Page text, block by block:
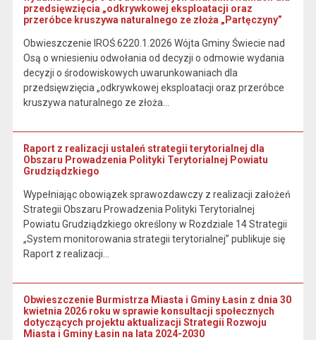
przedsięwzięcia „odkrywkowej eksploatacji oraz
przeróbce kruszywa naturalnego ze złoża „Partęczyny”
Obwieszczenie IROŚ.6220.1.2026 Wójta Gminy Świecie nad
Osą o wniesieniu odwołania od decyzji o odmowie wydania
decyzji o środowiskowych uwarunkowaniach dla
przedsięwzięcia „odkrywkowej eksploatacji oraz przeróbce
kruszywa naturalnego ze złoża…
Raport z realizacji ustaleń strategii terytorialnej dla
Obszaru Prowadzenia Polityki Terytorialnej Powiatu
Grudziądzkiego
Wypełniając obowiązek sprawozdawczy z realizacji założeń
Strategii Obszaru Prowadzenia Polityki Terytorialnej
Powiatu Grudziądzkiego określony w Rozdziale 14 Strategii
„System monitorowania strategii terytorialnej” publikuje się
Raport z realizacji…
Obwieszczenie Burmistrza Miasta i Gminy Łasin z dnia 30
kwietnia 2026 roku w sprawie konsultacji społecznych
dotyczących projektu aktualizacji Strategii Rozwoju
Miasta i Gminy Łasin na lata 2024-2030